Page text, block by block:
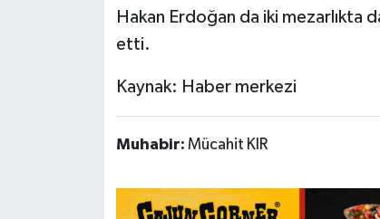
Hakan Erdoğan da iki
etti.
Kaynak: Haber merkezi
Muhabir: Mücahit KIR